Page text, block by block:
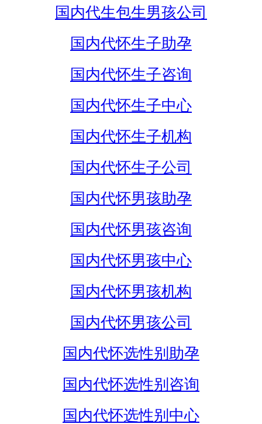
国内代生包生男孩公司
国内代怀生子助孕
国内代怀生子咨询
国内代怀生子中心
国内代怀生子机构
国内代怀生子公司
国内代怀男孩助孕
国内代怀男孩咨询
国内代怀男孩中心
国内代怀男孩机构
国内代怀男孩公司
国内代怀选性别助孕
国内代怀选性别咨询
国内代怀选性别中心